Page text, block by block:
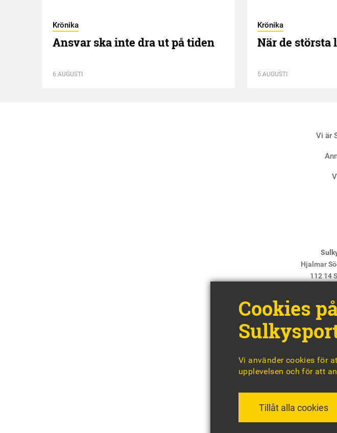
Krönika
Ansvar ska inte dra ut på tiden
6 AUGUSTI
Krönika
När de största
5 AUGUSTI
Vi är
Hjalmar
112 14
Chefredaktör &
Cookies
Vi använder cookies för
upplevelsen och för att
Tillåt alla cookies